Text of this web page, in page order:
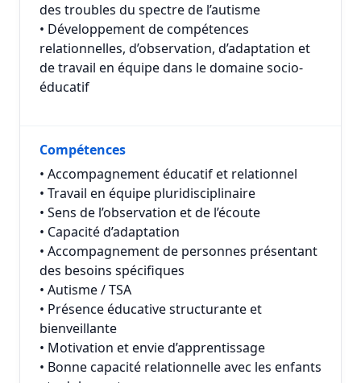
des troubles du spectre de l’autisme
• Développement de compétences
relationnelles, d’observation, d’adaptation et
de travail en équipe dans le domaine socio-
éducatif
Compétences
• Accompagnement éducatif et relationnel
• Travail en équipe pluridisciplinaire
• Sens de l’observation et de l’écoute
• Capacité d’adaptation
• Accompagnement de personnes présentant
des besoins spécifiques
• Autisme / TSA
• Présence éducative structurante et
bienveillante
• Motivation et envie d’apprentissage
• Bonne capacité relationnelle avec les enfants